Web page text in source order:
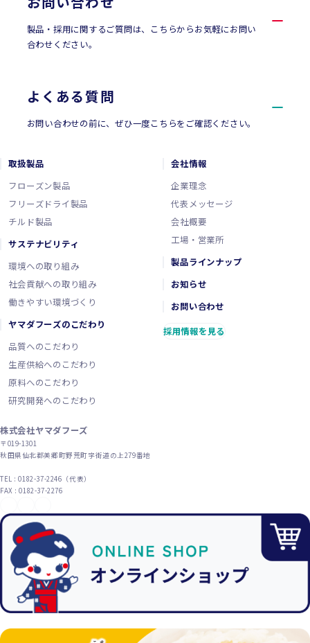
製品・採用に関するご質問は、こちらからお気軽にお問い
合わせください。
よくある質問
お問い合わせの前に、ぜひ一度こちらをご確認ください。
取扱製品
フローズン製品
フリーズドライ製品
チルド製品
サステナビリティ
環境への取り組み
社会貢献への取り組み
働きやすい環境づくり
ヤマダフーズのこだわり
品質へのこだわり
生産供給へのこだわり
原料へのこだわり
研究開発へのこだわり
会社情報
企業理念
代表メッセージ
会社概要
工場・営業所
製品ラインナップ
お知らせ
お問い合わせ
採用情報を見る
株式会社ヤマダフーズ
〒019-1301
秋田県仙北郡美郷町野荒町字街道の上279番地
TEL : 0182-37-2246（代表）
FAX : 0182-37-2276